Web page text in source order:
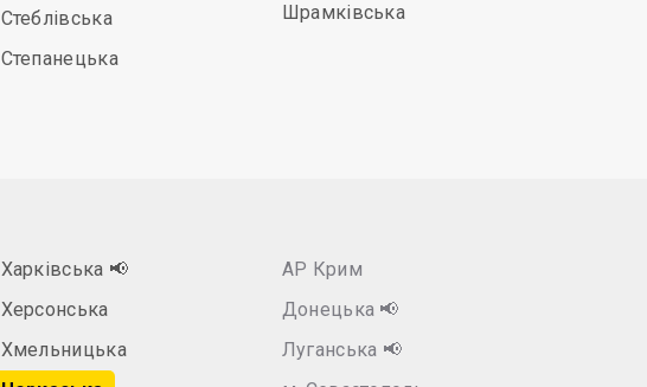
Стеблівська
Степанецька
Шрамківська
Харківська 📢
Херсонська
Хмельницька
АР Крим
Донецька 📢
Луганська 📢